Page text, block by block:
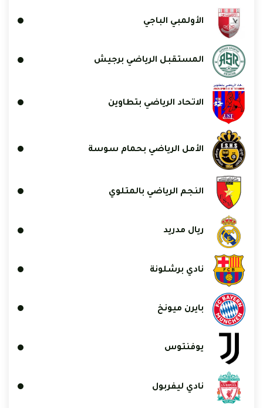
الأولمبي الباجي
المستقبل الرياضي برجيش
الاتحاد الرياضي بتطاوين
الأمل الرياضي بحمام سوسة
النجم الرياضي بالمتلوي
ريال مدريد
نادي برشلونة
بايرن ميونخ
يوفنتوس
نادي ليفربول